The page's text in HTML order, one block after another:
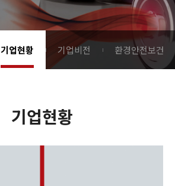
기업현황 기업비전 환경안전보건
기업현황